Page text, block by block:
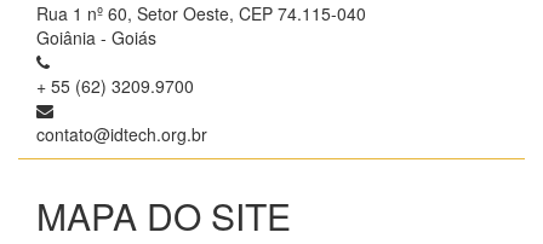
Rua 1 nº 60, Setor Oeste, CEP 74.115-040
Goiânia - Goiás
+ 55 (62) 3209.9700
contato@idtech.org.br
MAPA DO SITE